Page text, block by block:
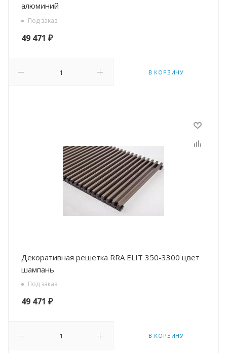
алюминий
Под заказ
49 471 ₽
В КОРЗИНУ
Декоративная решетка RRA ELIT 350-3300 цвет
шампань
Под заказ
49 471 ₽
В КОРЗИНУ